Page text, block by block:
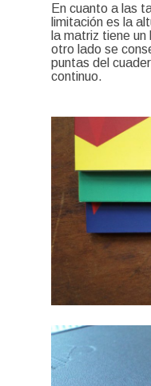
En cuanto a las
limitación es la
la matriz tiene
otro lado se
puntas del
continuo.